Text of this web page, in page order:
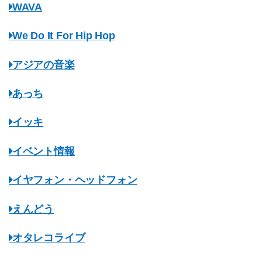
WAVA
We Do It For Hip Hop
アジアの音楽
あっち
イッキ
イベント情報
イヤフォン・ヘッドフォン
えんどう
オタレコライブ